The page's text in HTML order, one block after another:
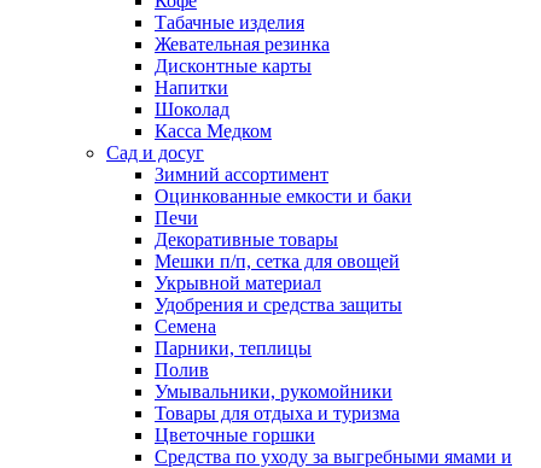
Табачные изделия
Жевательная резинка
Дисконтные карты
Напитки
Шоколад
Касса Медком
Сад и досуг
Зимний ассортимент
Оцинкованные емкости и баки
Печи
Декоративные товары
Мешки п/п, сетка для овощей
Укрывной материал
Удобрения и средства защиты
Семена
Парники, теплицы
Полив
Умывальники, рукомойники
Товары для отдыха и туризма
Цветочные горшки
Средства по уходу за выгребными ямами и